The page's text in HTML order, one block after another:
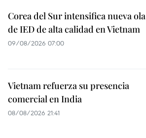
Corea del Sur intensifica nueva ola
de IED de alta calidad en Vietnam
09/08/2026 07:00
Vietnam refuerza su presencia
comercial en India
08/08/2026 21:41